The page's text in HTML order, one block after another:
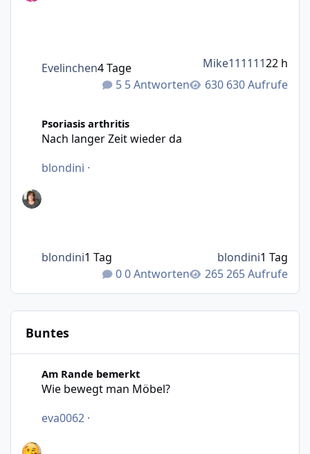
5 Antworten 630 Aufrufe
Evelinchen4 Tage Mike11111122 h
Psoriasis arthritis
Nach langer Zeit wieder da
blondini ·
0 Antworten 265 Aufrufe
blondini1 Tag blondini1 Tag
Buntes
Am Rande bemerkt
Wie bewegt man Möbel?
eva0062 ·